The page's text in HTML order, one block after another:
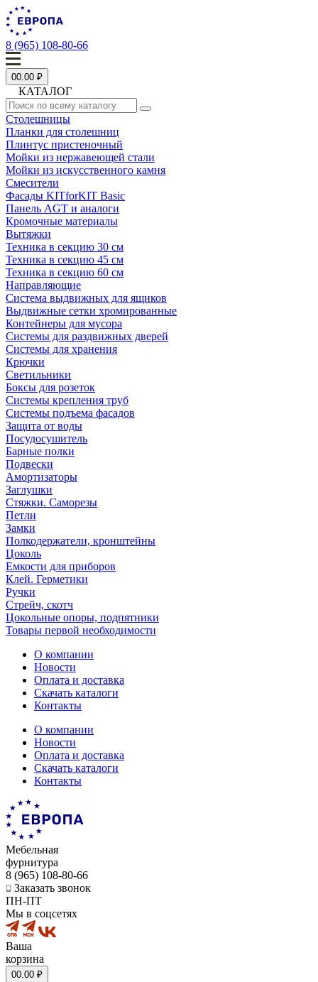
8 (965) 108-80-66
00.00 ₽
КАТАЛОГ
Столешницы
Планки для столешниц
Плинтус пристеночный
Мойки из нержавеющей стали
Мойки из искусственного камня
Смесители
Фасады KITforKIT Basic
Панель AGT и аналоги
Кромочные материалы
Вытяжки
Техника в секцию 30 см
Техника в секцию 45 см
Техника в секцию 60 см
Направляющие
Система выдвижных для ящиков
Выдвижные сетки хромированные
Контейнеры для мусора
Системы для раздвижных дверей
Системы для хранения
Крючки
Светильники
Боксы для розеток
Системы крепления труб
Системы подъема фасадов
Защита от воды
Посудосушитель
Барные полки
Подвески
Амортизаторы
Заглушки
Стяжки. Саморезы
Петли
Замки
Полкодержатели, кронштейны
Цоколь
Емкости для приборов
Клей. Герметики
Ручки
Стрейч, скотч
Цокольные опоры, подпятники
Товары первой необходимости
О компании
Новости
Оплата и доставка
Скачать каталоги
Контакты
О компании
Новости
Оплата и доставка
Скачать каталоги
Контакты
Мебельная
фурнитура
8 (965) 108-80-66
Заказать звонок
ПН-ПТ
Мы в соцсетях
Ваша
корзина
00.00 ₽